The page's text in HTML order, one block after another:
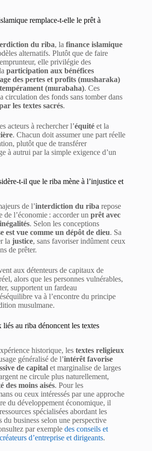
remplace-t-elle le prêt à
du riba, la finance islamique
alternatifs. Plutôt que de faire
elle privilégie des
participation aux bénéfices
des pertes et profits (musharaka)
(murabaha). Ces
circulation des fonds sans tomber dans
les textes sacrés.
acteurs à rechercher l’équité et la
. Chacun doit assumer une part réelle
plutôt que de transférer
à autrui par la simple exigence d’un
t-il que le riba mène à l’injustice et
de l’interdiction du riba repose
de l’économie : accorder un prêt avec
. Selon les conceptions
est vue comme un dépôt de dieu. Sa
la justice, sans favoriser indûment ceux
de prêter.
aux détenteurs de capitaux de
alors que les personnes vulnérables,
supportent un fardeau
va à l’encontre du principe
musulmane.
liés au riba dénoncent les textes
historique, les textes religieux
généralisé de l’intérêt favorise
de capital et marginalise de larges
ne circule plus naturellement,
des moins aisés. Pour les
ou ceux intéressés par une approche
du développement économique, il
spécialisées abordant les
du business selon une perspective
par exemple des conseils et
d’entreprise et dirigeants.